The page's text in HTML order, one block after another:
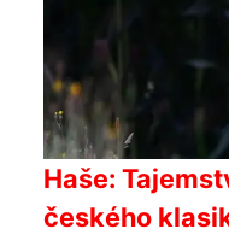
Haše:
českého